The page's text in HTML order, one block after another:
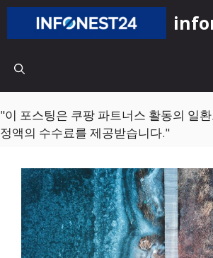
컨
츠
너
뛰
기
"이 포스팅은 쿠팡 파트너스 활동의 일
정액의 수수료를 제공받습니다."